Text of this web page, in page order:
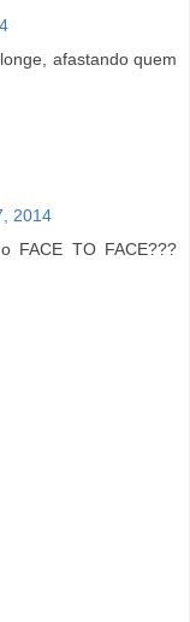
afastando quem
2014
FACE TO FACE???